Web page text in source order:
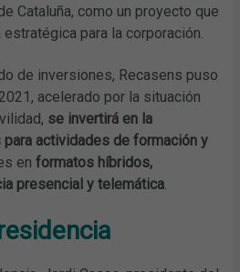
Cataluña, como un proyecto que
para la corporación.
de inversiones, Recasens puso
acelerado por la situación
se invertirá en la
actividades de formación y
enformatos híbridos,
presencial y telemática.